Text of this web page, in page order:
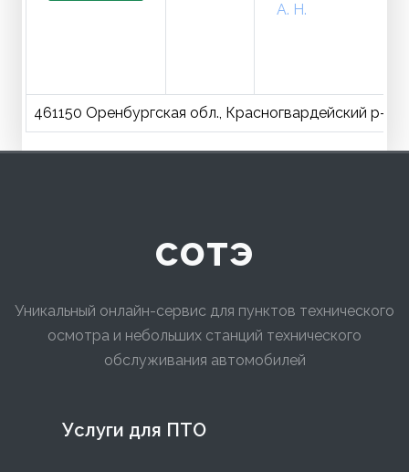
А. Н.
461150 Оренбургская обл., Красногвардейский р-н,
сотэ
Уникальный онлайн-сервис для пунктов технического
осмотра и небольших станций технического
обслуживания автомобилей
Услуги для ПТО